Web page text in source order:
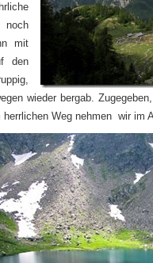
noch
mit
den
wieder bergab.
Weg nehmen wir im